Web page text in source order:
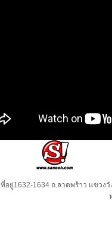
ที่อยู่1632-1634 ถ.ลาดพร้าว แขวง